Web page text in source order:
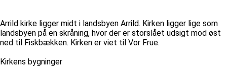
Arrild kirke ligger midt i landsbyen Arrild. Kirken ligger lige som
landsbyen på en skråning, hvor der er storslået udsigt mod øst
ned til Fiskbækken. Kirken er viet til Vor Frue.
Kirkens bygninger